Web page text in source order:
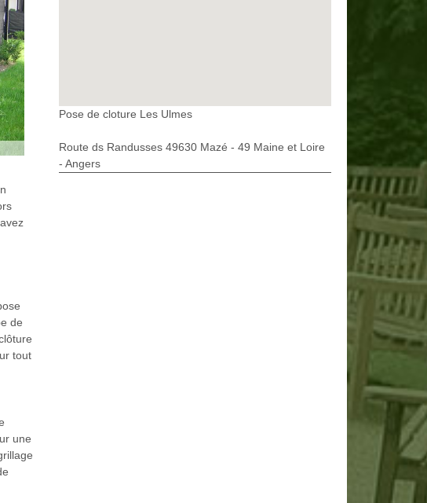
de
tout
une
Pose de cloture Les Ulmes
Route ds Randusses 49630 Mazé - 49 Maine et Loire
- Angers